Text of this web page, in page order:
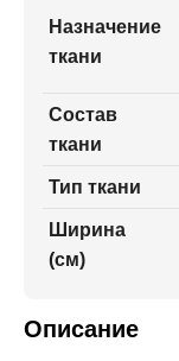
Назначение
ткани
Состав
ткани
Тип ткани
Ширина
(см)
Описание